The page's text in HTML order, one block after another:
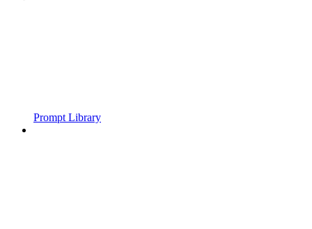
Prompt Library